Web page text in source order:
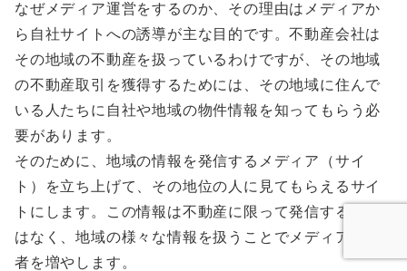
なぜメディア運営をするのか、その理由はメディアか
ら自社サイトへの誘導が主な目的です。不動産会社は
その地域の不動産を扱っているわけですが、その地域
の不動産取引を獲得するためには、その地域に住んで
いる人たちに自社や地域の物件情報を知ってもらう必
要があります。
そのために、地域の情報を発信するメディア（サイ
ト）を立ち上げて、その地位の人に見てもらえるサイ
トにします。この情報は不動産に限って発信するので
はなく、地域の様々な情報を扱うことでメディアの読
者を増やします。